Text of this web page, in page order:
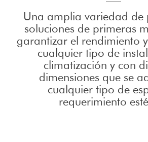
Una amplia variedad de
soluciones de primeras
garantizar el rendimiento
cualquier tipo de
climatización y con
dimensiones que se
cualquier tipo de
requerimiento